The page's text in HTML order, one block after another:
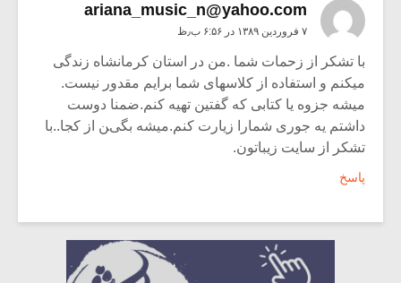
ariana_music_n@yahoo.com
۷ فروردین ۱۳۸۹ در ۶:۵۶ ب٫ظ
با تشکر از زحمات شما .من در استان کرمانشاه زندگی
میکنم و استفاده از کلاسهای شما برایم مقدور نیست.
میشه جزوه یا کتابی که گفتین تهیه کنم.ضمنا دوست
داشتم یه جوری شمارا زیارت کنم.میشه بگین از کجا..با
تشکر از سایت زیباتون.
پاسخ